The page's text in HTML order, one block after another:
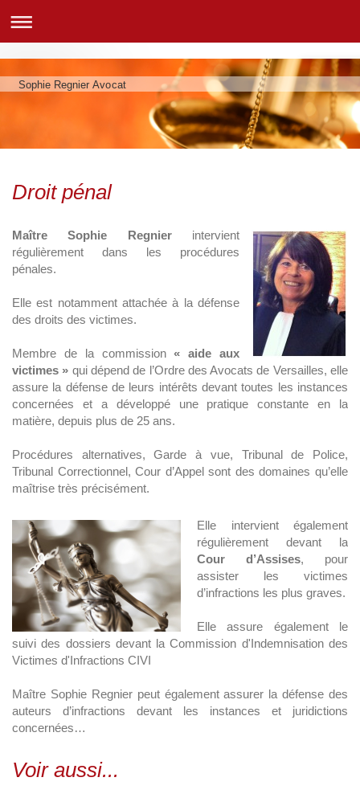
Sophie Regnier Avocat
Droit pénal
Maître Sophie Regnierintervient
régulièrement dans les procédures
pénales.
Elle est notamment attachée à la défense
des droits des victimes.
Membre de la commission« aide aux
victimes » qui dépend de l’Ordre des Avocats de Versailles, elle
assure la défense de leurs intérêts devant toutes les instances
concernées et a développé une pratique constante en la
matière, depuis plus de 25 ans.
Procédures alternatives, Garde à vue, Tribunal de Police,
Tribunal Correctionnel, Cour d’Appel sont des domaines qu’elle
maîtrise très précisément.
Elle intervient également
régulièrement devant la
Cour d’Assises, pour
assister les victimes
d’infractions les plus graves.
Elle assure également le
suivi des dossiers devant la Commission d'Indemnisation des
Victimes d'Infractions CIVI
Maître Sophie Regnier peut également assurer la défense des
auteurs d’infractions devant les instances et juridictions
concernées…
Voir aussi...